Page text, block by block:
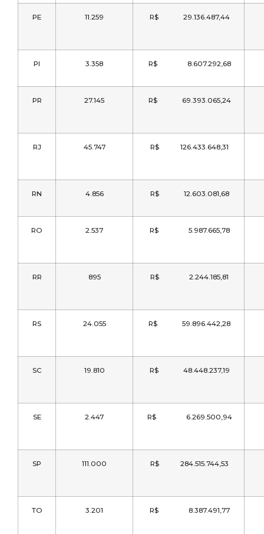
PE 11.259 R$ 29.136.487,44
PI 3.358 R$ 8.607.292,68
PR 27.145 R$ 69.393.065,24
RJ 45.747 R$ 126.433.648,31
RN 4.856 R$ 12.603.081,68
RO 2.537 R$ 5.987.665,78
RR 895 R$ 2.244.185,81
RS 24.055 R$ 59.896.442,28
SC 19.810 R$ 48.448.237,19
SE 2.447 R$ 6.269.500,94
SP 111.000 R$ 284.515.744,53
TO 3.201 R$ 8.387.491,77